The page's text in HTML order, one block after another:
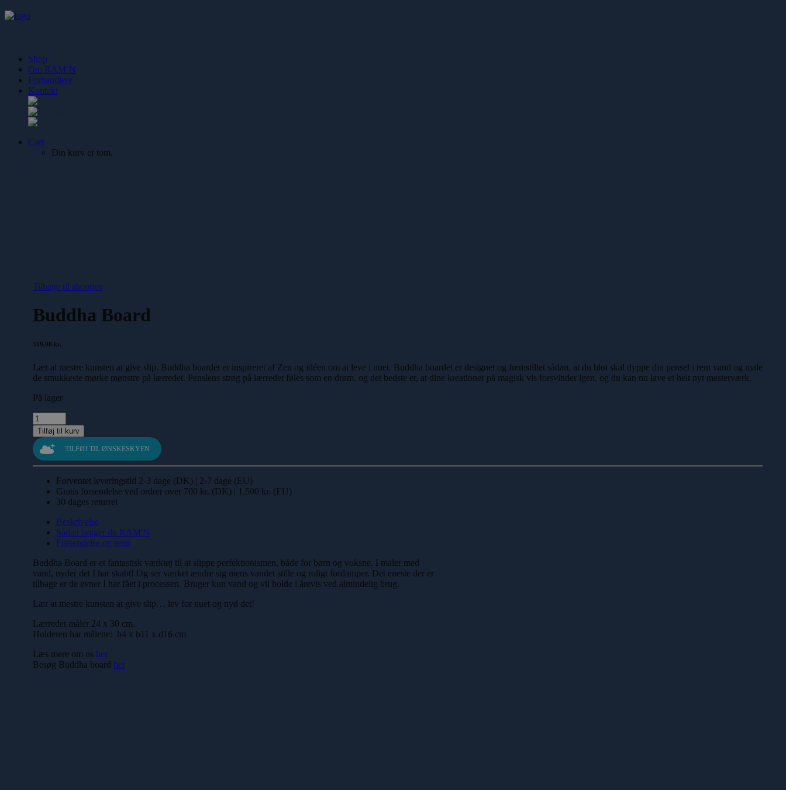
Shop
Om RAM’N
Forhandlere
Kontakt
Cart
Din kurv er tom.
Tilbage til shoppen
Buddha Board
319,00 kr.
Lær at mestre kunsten at give slip. Buddha boardet er inspireret af Zen og idéen om at leve i nuet. Buddha boardet er designet og fremstillet sådan, at du blot skal dyppe din pensel i rent vand og male
de smukkeste mørke mønstre på lærredet. Penslens strøg på lærredet føles som en drøm, og det bedste er, at dine kreationer på magisk vis forsvinder igen, og du kan nu lave et helt nyt mesterværk.
På lager
Buddha
Board
antal
Tilføj til kurv
TILFØJ TIL ØNSKESKYEN
Forventet leveringstid 2-3 dage (DK) | 2-7 dage (EU)
Gratis forsendelse ved ordrer over 700 kr. (DK) | 1.500 kr. (EU)
30 dages returret
Beskrivelse
Sådan bruger du RAM'N
Forsendelse og retur
Buddha Board er et fantastisk værktøj til at slippe perfektionismen, både for børn og voksne. I maler med
vand, nyder det I har skabt! Og ser værket ændre sig mens vandet stille og roligt fordamper. Det eneste der er
tilbage er de evner I har fået i processen. Bruger kun vand og vil holde i årevis ved almindelig brug.
Lær at mestre kunsten at give slip… lev for nuet og nyd det!
Lærredet måler 24 x 30 cm.
Holderen har målene: h4 x b11 x d16 cm
Læs mere om os her
Besøg Buddha board her